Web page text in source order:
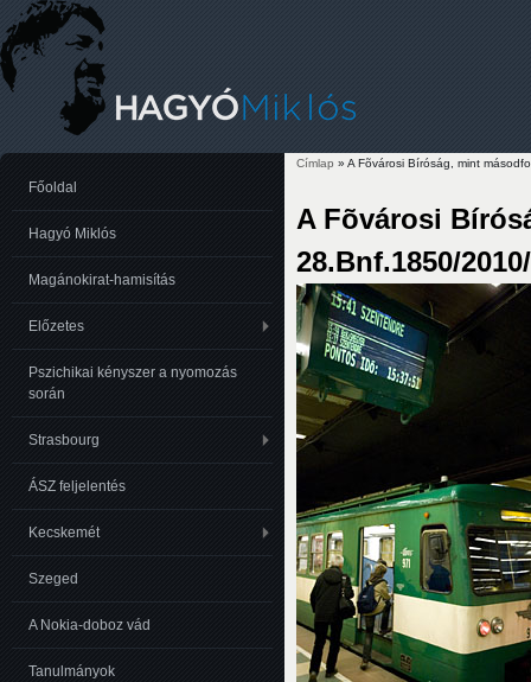
Címlap » A Fõvárosi Bíróság, mint
A Fõvárosi
28.Bnf.1850/
Főoldal
Hagyó Miklós
Magánokirat-hamisítás
Előzetes
Pszichikai kényszer a nyomozás
során
Strasbourg
ÁSZ feljelentés
Kecskemét
Szeged
A Nokia-doboz vád
Tanulmányok